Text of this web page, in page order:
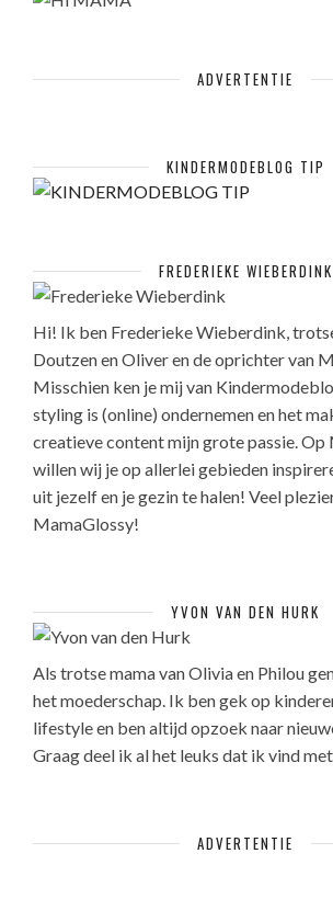
ADVERTENTIE
KINDERMODEBLOG TIP
FREDERIEKE WIEBERDINK
Hi! Ik ben Frederieke Wieberdink,
Doutzen en Oliver en de oprichter van
Misschien ken je mij van
styling is (online) ondernemen en het
creatieve content mijn grote passie. Op
willen wij je op allerlei gebieden
uit jezelf en je gezin te halen! Veel
MamaGlossy!
YVON VAN DEN HURK
Als trotse mama van Olivia en Philou
het moederschap. Ik ben gek op
lifestyle en ben altijd opzoek naar
Graag deel ik al het leuks dat ik vind
ADVERTENTIE